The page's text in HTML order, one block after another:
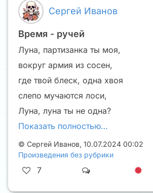
Сергей Иванов
Время - ручей
Луна, партизанка ты моя,
вокруг армия из сосен,
где твой блеск, одна хвоя
слепо мучаются лоси,
Луна, луна ты не одна?
Показать полностью…
© Сергей Иванов, 10.07.2024 00:02
Произведения без рубрики
7